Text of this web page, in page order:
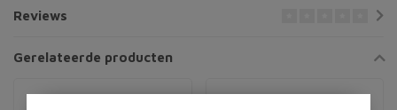
Reviews
Gerelateerde producten